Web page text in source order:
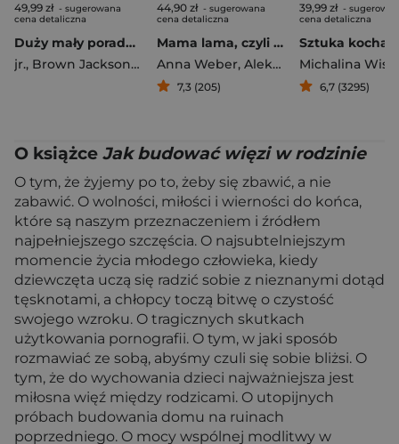
49,99 zł - sugerowana
cena detaliczna
Duży mały poradnik życia
jr., Brown Jackson H.
44,90 zł - sugerowana
cena detaliczna
Mama lama, czyli macierzyństwo i inne przypadłości życiowe
Anna Weber, Aleksandra Woźniak
7,3 (205)
39,99 zł -
cena detaliczna
Sztuka
Michalina
6,7 (3295)
O książce Jak budować więzi w rodzinie
O tym, że żyjemy po to, żeby się zbawić, a nie
zabawić. O wolności, miłości i wierności do końca,
które są naszym przeznaczeniem i źródłem
najpełniejszego szczęścia. O najsubtelniejszym
momencie życia młodego człowieka, kiedy
dziewczęta uczą się radzić sobie z nieznanymi dotąd
tęsknotami, a chłopcy toczą bitwę o czystość
swojego wzroku. O tragicznych skutkach
użytkowania pornografii. O tym, w jaki sposób
rozmawiać ze sobą, abyśmy czuli się sobie bliżsi. O
tym, że do wychowania dzieci najważniejsza jest
miłosna więź między rodzicami. O utopijnych
próbach budowania domu na ruinach
poprzedniego. O mocy wspólnej modlitwy w